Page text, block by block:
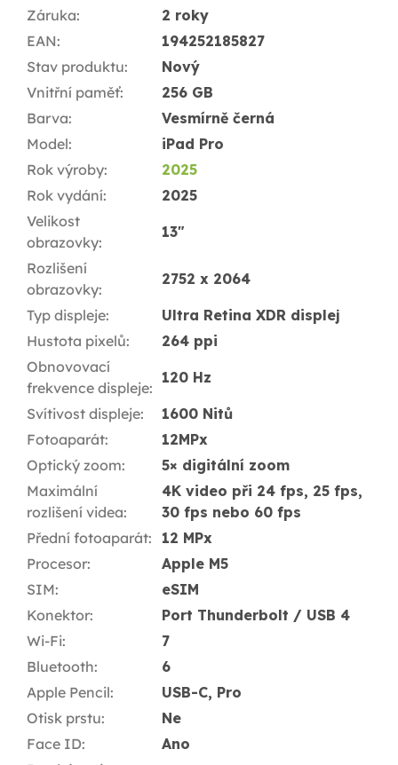
Záruka:
2 roky
EAN:
194252185827
Stav produktu:
Nový
Vnitřní paměť:
256 GB
Barva:
Vesmírně černá
Model:
iPad Pro
Rok výroby:
2025
Rok vydání:
2025
Velikost
obrazovky:
13"
Rozlišení
obrazovky:
2752 x 2064
Typ displeje:
Ultra Retina XDR displej
Hustota pixelů:
264 ppi
Obnovovací
frekvence displeje:
120 Hz
Svítivost displeje:
1600 Nitů
Fotoaparát:
12MPx
Optický zoom:
5× digitální zoom
Maximální
rozlišení videa:
4K video při 24 fps, 25 fps,
30 fps nebo 60 fps
Přední fotoaparát:
12 MPx
Procesor:
Apple M5
SIM:
eSIM
Konektor:
Port Thunderbolt / USB 4
Wi-Fi:
7
Bluetooth:
6
Apple Pencil:
USB-C, Pro
Otisk prstu:
Ne
Face ID:
Ano